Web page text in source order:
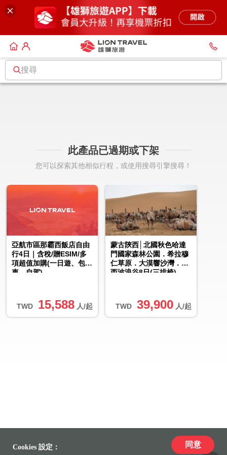
搜尋
此產品已過期或下架
您可以探索其他相似行程，或使用搜尋引擎搜尋！
TWD 15,588 人/起
亞航市區那霸西飯店自由
行4日｜含稅/贈ESIM/多
項超值加購(一日遊、包
車、自駕)
TWD 39,900 人/起
蒙古陝西│北國秋色哈達
門國家森林公園．希拉穆
仁草原．大漠響沙灣．陝
西波浪谷8日(三排椅)
Cookies 設定： 同意